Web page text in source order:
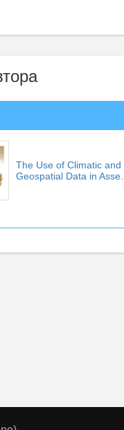
The Use of Climatic and
Geospatial Data in Asse...